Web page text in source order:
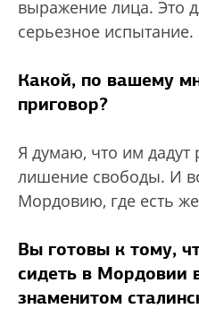
выражение лица. Это
серьезное испытание.
Какой, по вашему
приговор?
Я думаю, что им дадут
лишение свободы. И
Мордовию, где есть
Вы готовы к тому,
сидеть в Мордовии
знаменитом